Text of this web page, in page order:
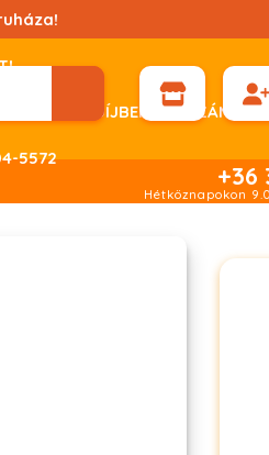
KÉRHET DÍJBEKÉRŐ
5572
+36
Hétköznapokon